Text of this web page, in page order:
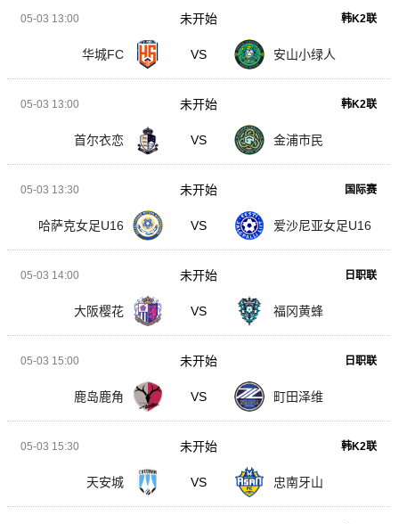
05-03 13:00 韩K2联
华城FC VS 安山小绿人
未开始
05-03 13:00 韩K2联
首尔衣恋 VS 金浦市民
未开始
05-03 13:30 国际赛
哈萨克女足U16 VS 爱沙尼亚女足U16
未开始
05-03 14:00 日职联
大阪樱花 VS 福冈黄蜂
未开始
05-03 15:00 日职联
鹿岛鹿角 VS 町田泽维
未开始
05-03 15:30 韩K2联
天安城 VS 忠南牙山
未开始